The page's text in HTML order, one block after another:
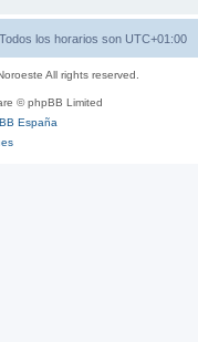
Todos los horarios son UTC+01:00
All rights reserved.
© phpBB Limited
España